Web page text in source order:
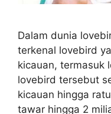
Dalam dunia
terkenal lovebird
kicauan, termasuk
lovebird tersebut
kicauan hingga
tawar hingga 2